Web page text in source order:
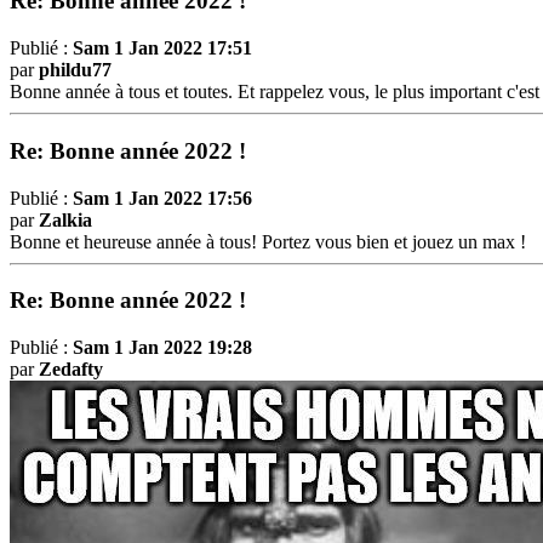
Publié : Sam 1 Jan 2022 17:51
parphildu77
Bonne année à tous et toutes. Et rappelez vous, le plus important
Re: Bonne année 2022 !
Publié : Sam 1 Jan 2022 17:56
par Zalkia
Bonne et heureuse année à tous! Portez vous bien et jouez un max !
Re: Bonne année 2022 !
Publié : Sam 1 Jan 2022 19:28
par Zedafty